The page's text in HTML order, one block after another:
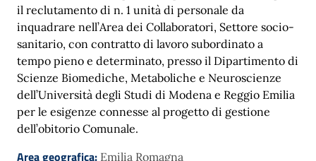
il reclutamento di n. 1 unità di personale da
inquadrare nell’Area dei Collaboratori, Settore socio-
sanitario, con contratto di lavoro subordinato a
tempo pieno e determinato, presso il Dipartimento di
Scienze Biomediche, Metaboliche e Neuroscienze
dell’Università degli Studi di Modena e Reggio Emilia
per le esigenze connesse al progetto di gestione
dell’obitorio Comunale.
Area geografica: Emilia Romagna